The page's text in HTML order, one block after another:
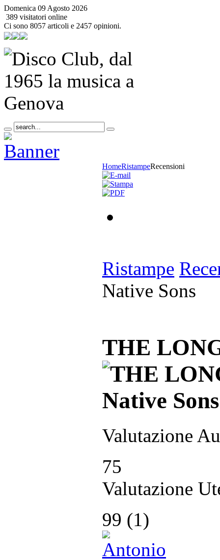
Domenica 09 Agosto 2026
389 visitatori online
Ci sono 8057 articoli e 2457 opinioni.
HomeRistampeRecensioni
Ristampe
Native Sons
THE
Valutazione
75
Valutazione
99 (1)